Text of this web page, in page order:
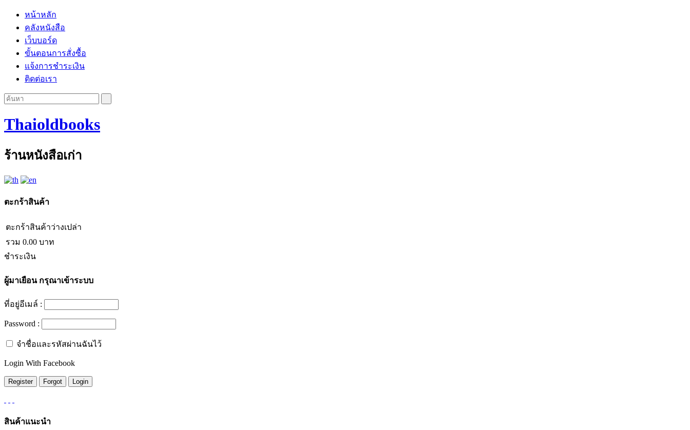
หน้าหลัก
คลังหนังสือ
เว็บบอร์ด
ขั้นตอนการสั่งซื้อ
แจ้งการชำระเงิน
ติดต่อเรา
Thaioldbooks
ร้านหนังสือเก่า
ตะกร้าสินค้า
ตะกร้าสินค้าว่างเปล่า
รวม 0.00 บาท
ชำระเงิน
ผู้มาเยือนกรุณาเข้าระบบ
ที่อยู่อีเมล์ :
Password :
จำชื่อและรหัสผ่านฉันไว้
Login With Facebook
สินค้าแนะนำ